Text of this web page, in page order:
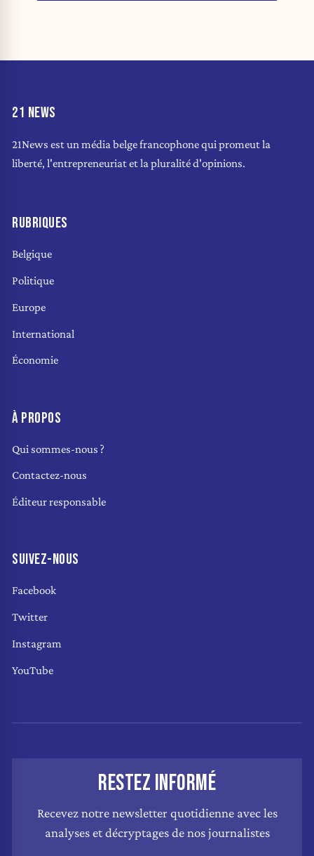
21 NEWS
21News est un média belge francophone qui promeut la
liberté, l'entrepreneuriat et la pluralité d'opinions.
RUBRIQUES
Belgique
Politique
Europe
International
Économie
À PROPOS
Qui sommes-nous ?
Contactez-nous
Éditeur responsable
SUIVEZ-NOUS
Facebook
Twitter
Instagram
YouTube
RESTEZ INFORMÉ
Recevez notre newsletter quotidienne avec les
analyses et décryptages de nos journalistes